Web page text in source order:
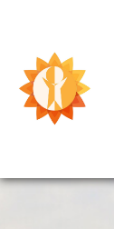
treści